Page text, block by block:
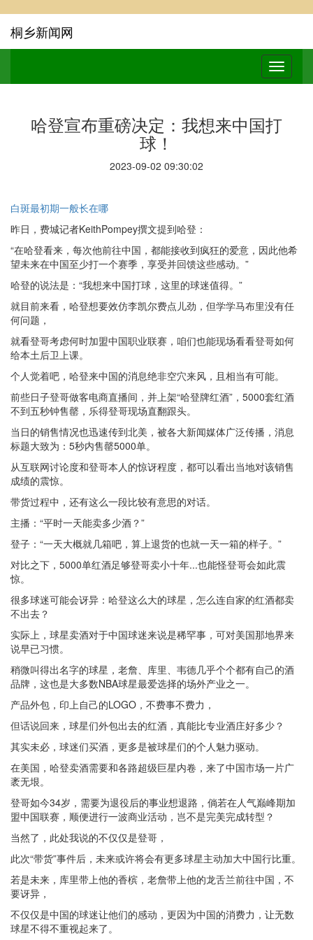
桐乡新闻网
哈登宣布重磅决定：我想来中国打
球！
2023-09-02 09:30:02
白斑最初期一般长在哪
昨日，费城记者KeithPompey撰文提到哈登：
“在哈登看来，每次他前往中国，都能接收到疯狂的爱意，因此他希
望未来在中国至少打一个赛季，享受并回馈这些感动。”
哈登的说法是：“我想来中国打球，这里的球迷值得。”
就目前来看，哈登想要效仿李凯尔费点儿劲，但学学马布里没有任
何问题，
就看登哥考虑何时加盟中国职业联赛，咱们也能现场看看登哥如何
给本土后卫上课。
个人觉着吧，哈登来中国的消息绝非空穴来风，且相当有可能。
前些日子登哥做客电商直播间，并上架“哈登牌红酒”，5000套红酒
不到五秒钟售罄，乐得登哥现场直翻跟头。
当日的销售情况也迅速传到北美，被各大新闻媒体广泛传播，消息
标题大致为：5秒内售罄5000单。
从互联网讨论度和登哥本人的惊讶程度，都可以看出当地对该销售
成绩的震惊。
带货过程中，还有这么一段比较有意思的对话。
主播：“平时一天能卖多少酒？”
登子：“一天大概就几箱吧，算上退货的也就一天一箱的样子。”
对比之下，5000单红酒足够登哥卖小十年...也能怪登哥会如此震
惊。
很多球迷可能会讶异：哈登这么大的球星，怎么连自家的红酒都卖
不出去？
实际上，球星卖酒对于中国球迷来说是稀罕事，可对美国那地界来
说早已习惯。
稍微叫得出名字的球星，老詹、库里、韦德几乎个个都有自己的酒
品牌，这也是大多数NBA球星最爱选择的场外产业之一。
产品外包，印上自己的LOGO，不费事不费力，
但话说回来，球星们外包出去的红酒，真能比专业酒庄好多少？
其实未必，球迷们买酒，更多是被球星们的个人魅力驱动。
在美国，哈登卖酒需要和各路超级巨星内卷，来了中国市场一片广
袤无垠。
登哥如今34岁，需要为退役后的事业想退路，倘若在人气巅峰期加
盟中国联赛，顺便进行一波商业活动，岂不是完美完成转型？
当然了，此处我说的不仅仅是登哥，
此次“带货”事件后，未来或许将会有更多球星主动加大中国行比重。
若是未来，库里带上他的香槟，老詹带上他的龙舌兰前往中国，不
要讶异，
不仅仅是中国的球迷让他们的感动，更因为中国的消费力，让无数
球星不得不重视起来了。